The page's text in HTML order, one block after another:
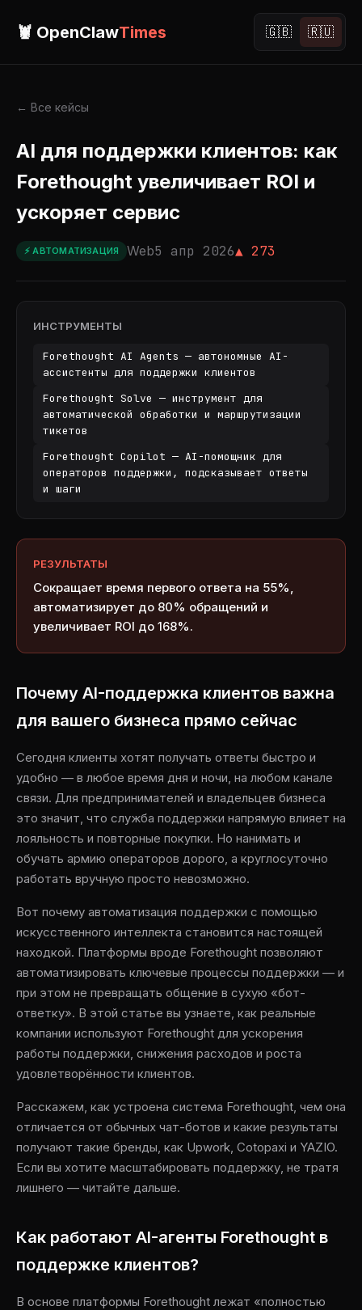
🦞 OpenClawTimes 🇬🇧 🇷🇺
← Все кейсы
AI для поддержки клиентов: как
Forethought увеличивает ROI и
ускоряет сервис
⚡ АВТОМАТИЗАЦИЯ Web5 апр 2026▲ 273
ИНСТРУМЕНТЫ
Forethought AI Agents — автономные AI-
ассистенты для поддержки клиентов
Forethought Solve — инструмент для
автоматической обработки и маршрутизации
тикетов
Forethought Copilot — AI-помощник для
операторов поддержки, подсказывает ответы
и шаги
РЕЗУЛЬТАТЫ
Сокращает время первого ответа на 55%,
автоматизирует до 80% обращений и
увеличивает ROI до 168%.
Почему AI-поддержка клиентов важна
для вашего бизнеса прямо сейчас
Сегодня клиенты хотят получать ответы быстро и
удобно — в любое время дня и ночи, на любом канале
связи. Для предпринимателей и владельцев бизнеса
это значит, что служба поддержки напрямую влияет на
лояльность и повторные покупки. Но нанимать и
обучать армию операторов дорого, а круглосуточно
работать вручную просто невозможно.
Вот почему автоматизация поддержки с помощью
искусственного интеллекта становится настоящей
находкой. Платформы вроде Forethought позволяют
автоматизировать ключевые процессы поддержки — и
при этом не превращать общение в сухую «бот-
ответку». В этой статье вы узнаете, как реальные
компании используют Forethought для ускорения
работы поддержки, снижения расходов и роста
удовлетворённости клиентов.
Расскажем, как устроена система Forethought, чем она
отличается от обычных чат-ботов и какие результаты
получают такие бренды, как Upwork, Cotopaxi и YAZIO.
Если вы хотите масштабировать поддержку, не тратя
лишнего — читайте дальше.
Как работают AI-агенты Forethought в
поддержке клиентов?
В основе платформы Forethought лежат «полностью